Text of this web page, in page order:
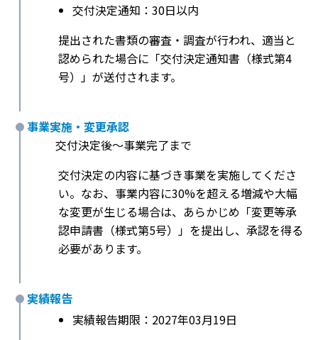
交付決定通知：30日以内
提出された書類の審査・調査が行われ、適当と
認められた場合に「交付決定通知書（様式第4
号）」が送付されます。
事業実施・変更承認
交付決定後〜事業完了まで
交付決定の内容に基づき事業を実施してくださ
い。なお、事業内容に30%を超える増減や大幅
な変更が生じる場合は、あらかじめ「変更等承
認申請書（様式第5号）」を提出し、承認を得る
必要があります。
実績報告
実績報告期限：2027年03月19日